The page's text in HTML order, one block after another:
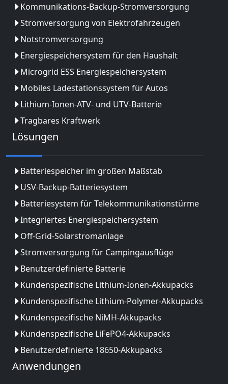
Kommunikations-Backup-Stromversorgung
Stromversorgung von Elektrofahrzeugen
Notstromversorgung
Energiespeichersystem für den Haushalt
Microgrid ESS Energiespeichersystem
Mobiles Ladestationssystem für Autos
Lithium-Ionen-ATV- und UTV-Batterie
Tragbares Kraftwerk
Lösungen
Batteriespeicher im großen Maßstab
USV-Backup-Batteriesystem
Batteriesystem für Telekommunikationstürme
Integriertes Energiespeichersystem
Off-Grid-Solarstromanlage
Stromversorgung für Campingausflüge
Benutzerdefinierte Batterie
Kundenspezifische Lithium-Ionen-Akkupacks
Kundenspezifische Lithium-Polymer-Akkupacks
Kundenspezifische NiMH-Akkupacks
Kundenspezifische LiFePO4-Akkupacks
Benutzerdefinierte 18650-Akkupacks
Anwendungen